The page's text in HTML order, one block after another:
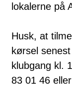
lokalerne på
Husk, at
kørsel
klubgang kl.
83 01 46